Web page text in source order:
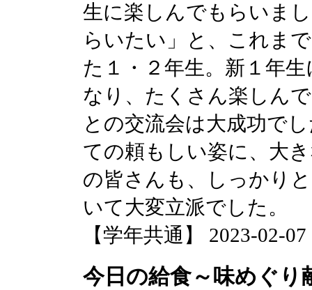
生に楽しんでもらいま
らいたい」と、これま
た１・２年生。新１年
なり、たくさん楽しん
との交流会は大成功で
ての頼もしい姿に、大
の皆さんも、しっかり
いて大変立派でした。
【学年共通】 2023-02-
今日の給食～味めぐり